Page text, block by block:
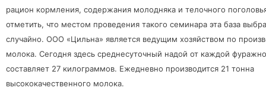
рацион кормления, содержания молодняка и телочного
отметить, что местом проведения такого семинара эта база
случайно. ООО «Цильна» является ведущим хозяйством по
молока. Сегодня здесь среднесуточный надой от каждой
составляет 27 килограммов. Ежедневно производится 21 тонна
высококачественного молока.